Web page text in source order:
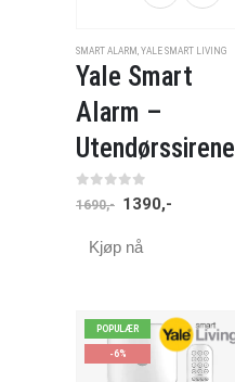
SMART ALARM , YALE SMART LIVING
Yale Smart
Alarm –
Utendørssirene
0 av 5
1690,- 1390,-
Kjøp nå
POPULÆR
-6%